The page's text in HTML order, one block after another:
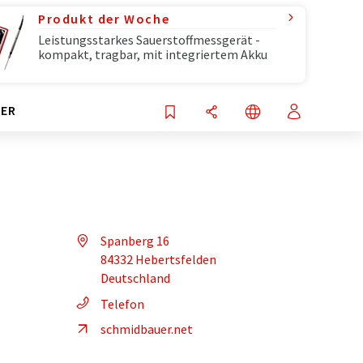
Produkt der Woche
Leistungsstarkes Sauerstoffmessgerät -
kompakt, tragbar, mit integriertem Akku
Spanberg 16
84332 Hebertsfelden
Deutschland
Telefon
schmidbauer.net